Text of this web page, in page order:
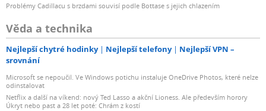
Problémy Cadillacu s brzdami souvisí podle Bottase s jejich chlazením
Věda a technika
Nejlepší chytré hodinky Nejlepší telefony
Nejlepší VPN –
srovnání
Microsoft se nepoučil. Ve Windows potichu instaluje OneDrive Photos, které nelze
odinstalovat
Netflix a další na víkend: nový Ted Lasso a akční Lioness. Ale především horory
Úkryt nebo past a 28 let poté: Chrám z kostí